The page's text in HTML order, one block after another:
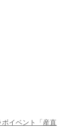
イベント「産直